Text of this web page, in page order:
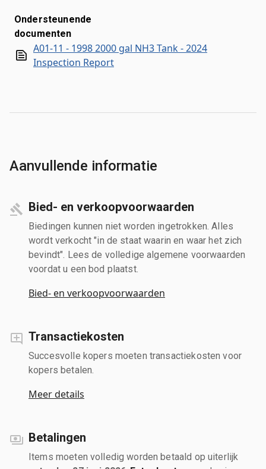
Ondersteunende
documenten
A01-11 - 1998 2000 gal NH3 Tank - 2024
Inspection Report
Aanvullende informatie
Bied- en verkoopvoorwaarden
Biedingen kunnen niet worden ingetrokken. Alles
wordt verkocht "in de staat waarin en waar het zich
bevindt". Lees de volledige algemene voorwaarden
voordat u een bod plaatst.
Bied- en verkoopvoorwaarden
Transactiekosten
Succesvolle kopers moeten transactiekosten voor
kopers betalen.
Meer details
Betalingen
Items moeten volledig worden betaald op uiterlijk